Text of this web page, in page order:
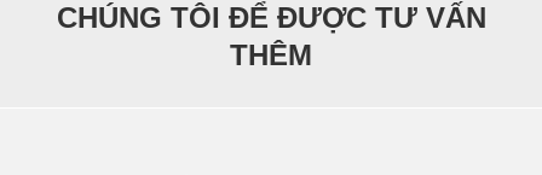
CHÚNG TÔI ĐỂ ĐƯỢC TƯ VẤN
THÊM